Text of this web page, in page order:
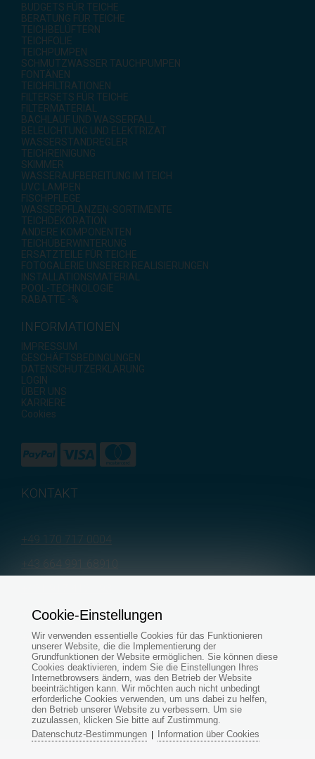
BUDGETS FÜR TEICHE
BERATUNG FÜR TEICHE
TEICHBELÜFTERN
TEICHFOLIE
TEICHPUMPEN
SCHMUTZWASSER TAUCHPUMPEN
FONTÄNEN
TEICHFILTRATIONEN
FILTERSETS FÜR TEICHE
FILTERMATERIAL
BACHLAUF UND WASSERFALL
BELEUCHTUNG UND ELEKTRIZAT
WASSERSTANDREGLER
TEICHREINIGUNG
SKIMMER
WASSERAUFBEREITUNG IM TEICH
UVC LAMPEN
FISCHPFLEGE
WASSERPFLANZEN-SORTIMENTE
TEICHDEKORATION
ANDERE KOMPONENTEN
TEICHÜBERWINTERUNG
ERSATZTEILE FÜR TEICHE
FOTOGALERIE UNSERER REALISIERUNGEN
INSTALLATIONSMATERIAL
POOL-TECHNOLOGIE
RABATTE -%
INFORMATIONEN
IMPRESSUM
GESCHÄFTSBEDINGUNGEN
DATENSCHUTZERKLÄRUNG
LOGIN
ÜBER UNS
KARRIERE
Cookies
KONTAKT
+49 170 717 0004
+43 664 991 68910
+421 905 500 955
+421 915 696 394
+421 907 545 479
servis@aquapond.sk
bestellungen@aquapond.de
Cookie-Einstellungen
Wir verwenden essentielle Cookies für das Funktionieren
unserer Website, die die Implementierung der
Grundfunktionen der Website ermöglichen. Sie können diese
Cookies deaktivieren, indem Sie die Einstellungen Ihres
Internetbrowsers ändern, was den Betrieb der Website
beeinträchtigen kann. Wir möchten auch nicht unbedingt
erforderliche Cookies verwenden, um uns dabei zu helfen,
den Betrieb unserer Website zu verbessern. Um sie
zuzulassen, klicken Sie bitte auf Zustimmung.
Datenschutz-Bestimmungen| Information über Cookies